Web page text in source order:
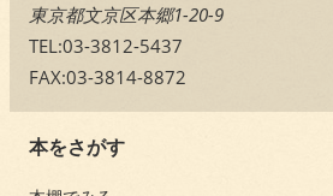
東京都文京区本郷1-20-9
TEL:03-3812-5437
FAX:03-3814-8872
本をさがす